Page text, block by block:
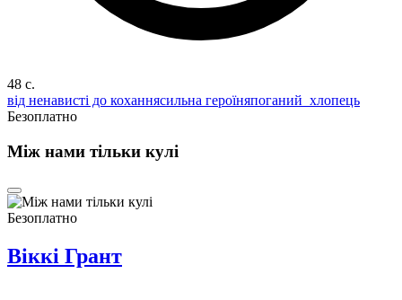
48 c.
від ненависті до коханнясильна героїняпоганий_хлопець
Безоплатно
Між нами тільки кулі
Безоплатно
Віккі Грант